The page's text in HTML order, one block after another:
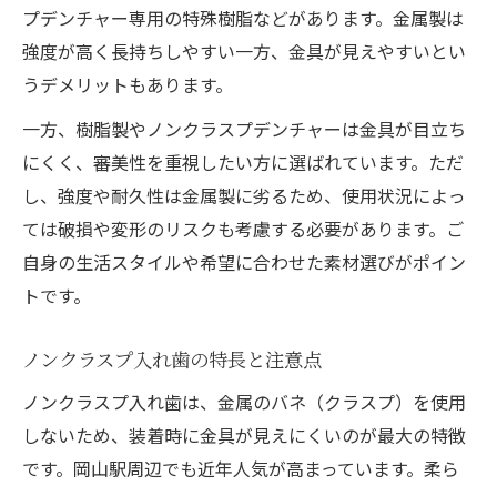
プデンチャー専用の特殊樹脂などがあります。金属製は
強度が高く長持ちしやすい一方、金具が見えやすいとい
うデメリットもあります。
一方、樹脂製やノンクラスプデンチャーは金具が目立ち
にくく、審美性を重視したい方に選ばれています。ただ
し、強度や耐久性は金属製に劣るため、使用状況によっ
ては破損や変形のリスクも考慮する必要があります。ご
自身の生活スタイルや希望に合わせた素材選びがポイン
トです。
ノンクラスプ入れ歯の特長と注意点
ノンクラスプ入れ歯は、金属のバネ（クラスプ）を使用
しないため、装着時に金具が見えにくいのが最大の特徴
です。岡山駅周辺でも近年人気が高まっています。柔ら